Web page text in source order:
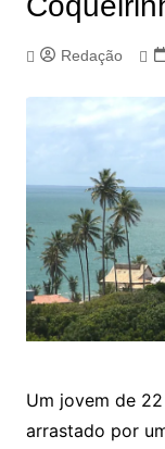
Redação
Um jovem de
arrastado por